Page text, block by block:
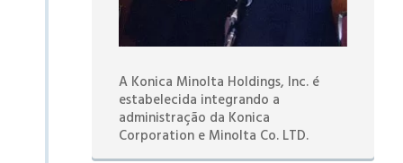
A Konica Minolta Holdings, Inc. é
estabelecida integrando a
administração da Konica
Corporation e Minolta Co. LTD.